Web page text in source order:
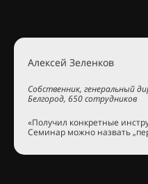
Алексей Зеленков
Собственник, генеральный
Белгород, 650 сотрудников
«Получил конкретные
Семинар можно назвать